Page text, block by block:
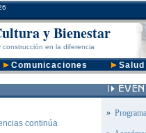
y Bienestar
en la diferencia
Comunicaciones Salud
continúa
»